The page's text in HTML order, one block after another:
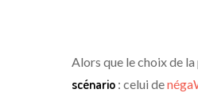
Alors que le choix de
scénario : celui de